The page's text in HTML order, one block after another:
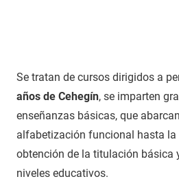
Se tratan de cursos dirigidos a
años de Cehegín, se imparten
enseñanzas básicas, que
alfabetización funcional hasta la
obtención de la titulación básica
niveles educativos.